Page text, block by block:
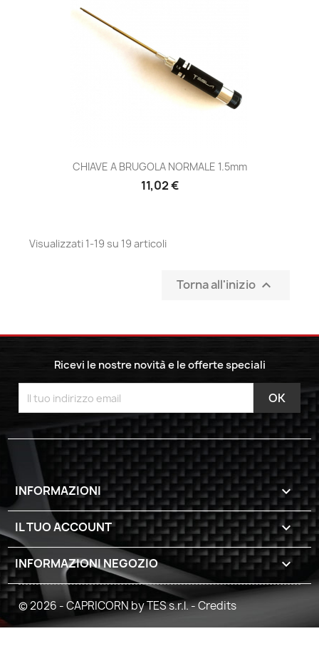
CHIAVE A BRUGOLA NORMALE 1.5mm
Prezzo
11,02 €
Visualizzati 1-19 su 19 articoli
Torna all'inizio 
Ricevi le nostre novità e le offerte speciali
INFORMAZIONI 
IL TUO ACCOUNT 
INFORMAZIONI NEGOZIO keyboard_arrow_down
© 2026 - CAPRICORN by TES s.r.l. -Credits